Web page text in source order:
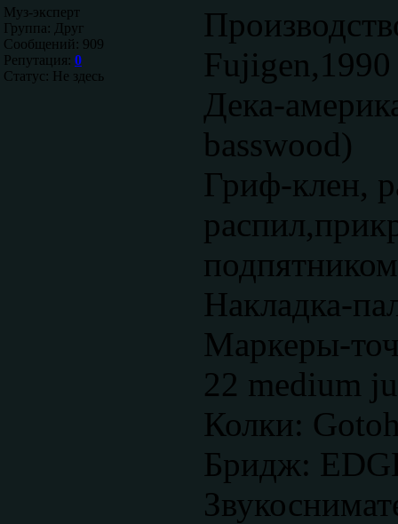
Муз-эксперт
Группа: Друг
Сообщений: 909
Репутация: 0
Статус: Не здесь
Fujigen,1990
Дека-
basswood)
Гриф-клен,
Накладка-
Маркеры-
22 medium
Колки:
Бридж: